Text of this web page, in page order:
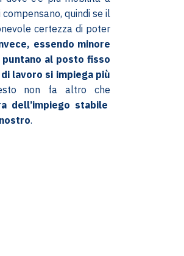
quindi se il
certezza di poter
essendo minore
al posto fisso
lavoro si impiega più
non fa altro che
dell’impiego stabile
.